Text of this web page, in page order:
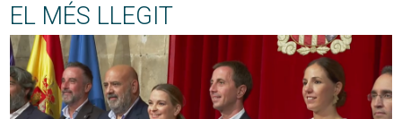
EL MÉS LLEGIT